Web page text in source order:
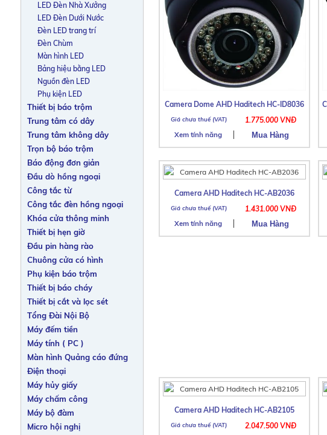
Camera Dome AHD Haditech HC-ID8036
1.775.000 VNĐ
Xem tính năng
Camera AHD Haditech HC-AB2036
1.431.000 VNĐ
Xem tính năng
Camera AHD Haditech HC-AB2105
2.047.500 VNĐ
LED Đèn Nhà Xưởng
LED Đèn Dưới Nước
Đèn LED trang trí
Đèn Chùm
Màn hình LED
Bảng hiệu bằng LED
Nguồn đèn LED
Phụ kiện LED
Thiết bị báo trộm
Trung tâm có dây
Trung tâm không dây
Trọn bộ báo trộm
Báo động đơn giản
Đầu dò hồng ngoại
Công tắc từ
Công tắc đèn hồng ngoại
Khóa cửa thông minh
Thiết bị hẹn giờ
Đầu pin hàng rào
Chuông cửa có hình
Phụ kiện báo trộm
Thiết bị báo cháy
Thiết bị cắt và lọc sét
Tổng Đài Nội Bộ
Máy đếm tiền
Máy tính ( PC )
Màn hình Quảng cáo đứng
Điện thoại
Máy hủy giấy
Máy chấm công
Máy bộ đàm
Micro hội nghị